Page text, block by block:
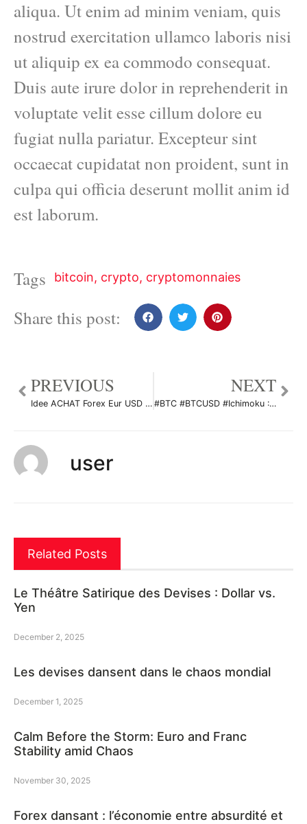
aliqua. Ut enim ad minim veniam, quis
nostrud exercitation ullamco laboris nisi
ut aliquip ex ea commodo consequat.
Duis aute irure dolor in reprehenderit in
voluptate velit esse cillum dolore eu
fugiat nulla pariatur. Excepteur sint
occaecat cupidatat non proident, sunt in
culpa qui officia deserunt mollit anim id
est laborum.
Tags bitcoin, crypto, cryptomonnaies
Share this post:
PREVIOUS
Idee ACHAT Forex Eur USD par fab06100
NEXT
#BTC #BTCUSD #Ichimoku : N’a pas dit son dernier mot mais … par IchimokuKhalid
user
Related Posts
Le Théâtre Satirique des Devises : Dollar vs.
Yen
December 2, 2025
Les devises dansent dans le chaos mondial
December 1, 2025
Calm Before the Storm: Euro and Franc
Stability amid Chaos
November 30, 2025
Forex dansant : l’économie entre absurdité et